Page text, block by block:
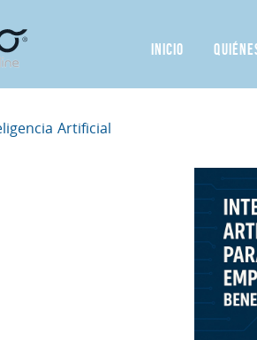
INICIO
Artificial